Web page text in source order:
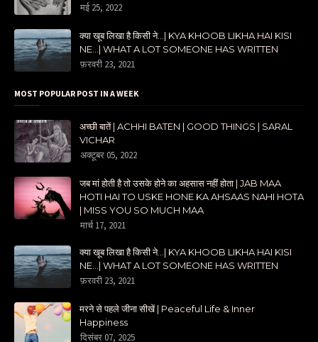
मई 25, 2022
क्या खूब लिखा है किसी ने...| KYA KHOOB LIKHA HAI KISI
NE...| WHAT A LOT SOMEONE HAS WRITTEN
फ़रवरी 23, 2021
MOST POPULAR POST IN A WEEK
अच्छी बातें | ACHHI BATEN | GOOD THINGS | SARAL
VICHAR
अक्टूबर 05, 2022
जब मां होती है तो उसके होने का अहसास नहीं होता | JAB MAA
HOTI HAI TO USKE HONE KA AHSAAS NAHI HOTA
| MISS YOU SO MUCH MAA
मार्च 17, 2021
क्या खूब लिखा है किसी ने...| KYA KHOOB LIKHA HAI KISI
NE...| WHAT A LOT SOMEONE HAS WRITTEN
फ़रवरी 23, 2021
मरने से पहले जीना सीखें | Peaceful Life & Inner
Happiness
दिसंबर 07, 2025